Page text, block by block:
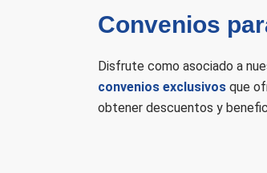
Convenios
Disfrute como asociado a
convenios exclusivos que
obtener descuentos y